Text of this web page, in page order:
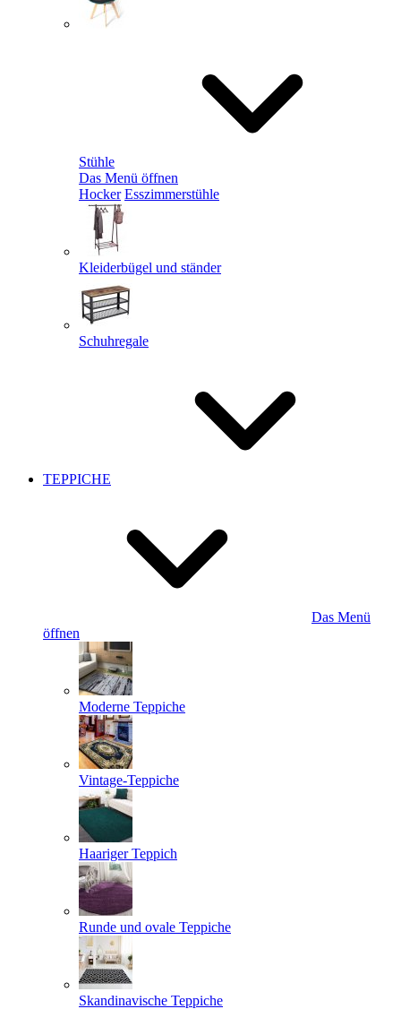
Stühle
Das Menü öffnen
Hocker Esszimmerstühle
Kleiderbügel und ständer
Schuhregale
TEPPICHE
Das Menü
öffnen
Moderne Teppiche
Vintage-Teppiche
Haariger Teppich
Runde und ovale Teppiche
Skandinavische Teppiche